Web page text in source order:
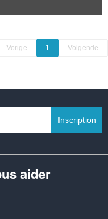
Vorige 1 Volgende
Inscription
aider